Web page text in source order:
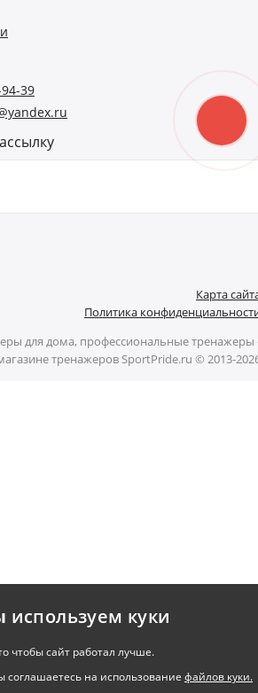
39
Карта
Политика
для дома, профессиональные тренажеры
тренажеров SportPride.ru © 2013-
используем куки
чтобы сайт работал лучше.
соглашаетесь на использование файлов куки.